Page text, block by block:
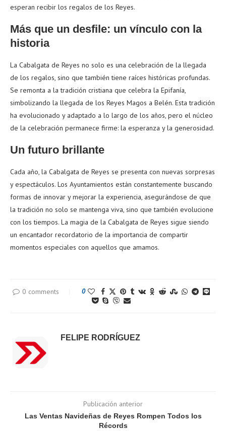
esperan recibir los regalos de los Reyes.
Más que un desfile: un vínculo con la
historia
La Cabalgata de Reyes no solo es una celebración de la llegada
de los regalos, sino que también tiene raíces históricas profundas.
Se remonta a la tradición cristiana que celebra la Epifanía,
simbolizando la llegada de los Reyes Magos a Belén. Esta tradición
ha evolucionado y adaptado a lo largo de los años, pero el núcleo
de la celebración permanece firme: la esperanza y la generosidad.
Un futuro brillante
Cada año, la Cabalgata de Reyes se presenta con nuevas sorpresas
y espectáculos. Los Ayuntamientos están constantemente buscando
formas de innovar y mejorar la experiencia, asegurándose de que
la tradición no solo se mantenga viva, sino que también evolucione
con los tiempos. La magia de la Cabalgata de Reyes sigue siendo
un encantador recordatorio de la importancia de compartir
momentos especiales con aquellos que amamos.
0 comments 0
FELIPE RODRÍGUEZ
Publicación anterior
Las Ventas Navideñas de Reyes Rompen Todos los
Récords